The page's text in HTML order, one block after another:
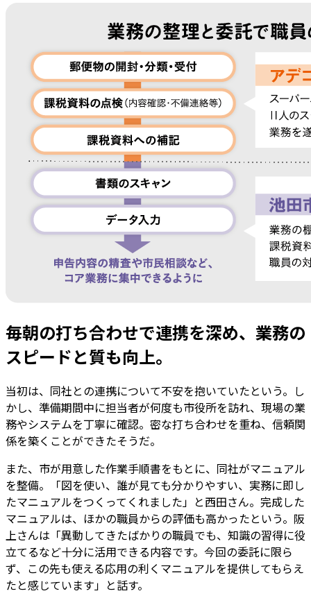
毎朝の打ち合わせで連携を深め、業務の
スピードと質も向上。
当初は、同社との連携について不安を抱いていたという。し
かし、準備期間中に担当者が何度も市役所を訪れ、現場の業
務やシステムを丁寧に確認。密な打ち合わせを重ね、信頼関
係を築くことができたそうだ。
また、市が用意した作業手順書をもとに、同社がマニュアル
を整備。「図を使い、誰が見ても分かりやすい、実務に即し
たマニュアルをつくってくれました」と西田さん。完成した
マニュアルは、ほかの職員からの評価も高かったという。阪
上さんは「異動してきたばかりの職員でも、知識の習得に役
立てるなど十分に活用できる内容です。今回の委託に限ら
ず、この先も使える応用の利くマニュアルを提供してもらえ
たと感じています」と話す。